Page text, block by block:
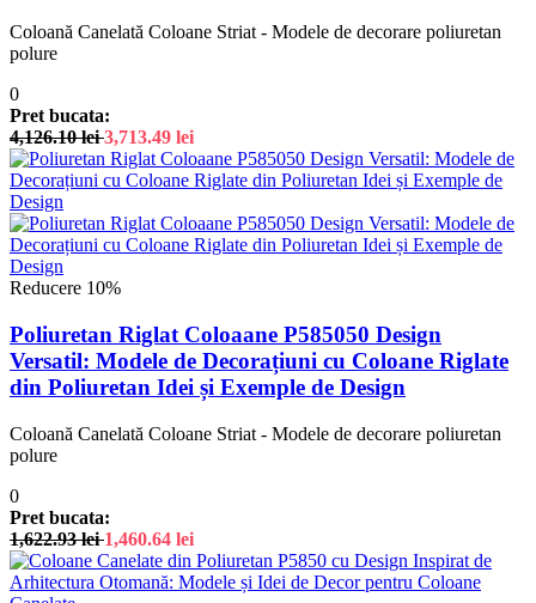
Coloană Canelată Coloane Striat - Modele de decorare poliuretan
polure
0
Pret bucata:
4,126.10lei 3,713.49 lei
Reducere 10%
Poliuretan Riglat Coloaane P585050 Design
Versatil: Modele de Decorațiuni cu Coloane Riglate
din Poliuretan Idei și Exemple de Design
Coloană Canelată Coloane Striat - Modele de decorare poliuretan
polure
0
Pret bucata:
1,622.93lei 1,460.64 lei